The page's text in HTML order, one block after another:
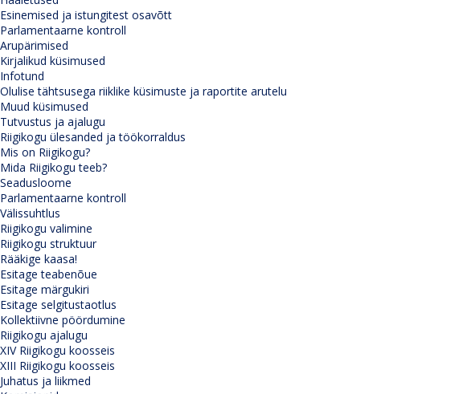
Esinemised ja istungitest osavõtt
Parlamentaarne kontroll
Arupärimised
Kirjalikud küsimused
Infotund
Olulise tähtsusega riiklike küsimuste ja raportite arutelu
Muud küsimused
Tutvustus ja ajalugu
Riigikogu ülesanded ja töökorraldus
Mis on Riigikogu?
Mida Riigikogu teeb?
Seadusloome
Parlamentaarne kontroll
Välissuhtlus
Riigikogu valimine
Riigikogu struktuur
Rääkige kaasa!
Esitage teabenõue
Esitage märgukiri
Esitage selgitustaotlus
Kollektiivne pöördumine
Riigikogu ajalugu
XIV Riigikogu koosseis
XIII Riigikogu koosseis
Juhatus ja liikmed